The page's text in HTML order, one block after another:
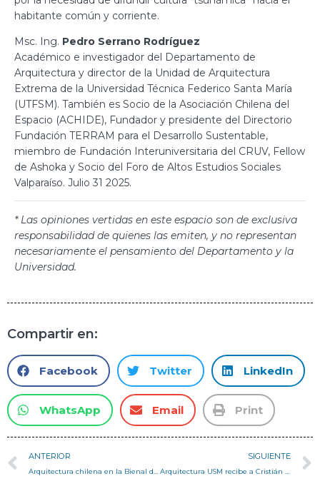
habitante común y corriente.
Msc. Ing. Pedro Serrano Rodríguez
Académico e investigador del Departamento de
Arquitectura y director de la Unidad de Arquitectura
Extrema de la Universidad Técnica Federico Santa María
(UTFSM). También es Socio de la Asociación Chilena del
Espacio (ACHIDE), Fundador y presidente del Directorio
Fundación TERRAM para el Desarrollo Sustentable,
miembro de Fundación Interuniversitaria del CRUV, Fellow
de Ashoka y Socio del Foro de Altos Estudios Sociales
Valparaíso. Julio 31 2025.
* Las opiniones vertidas en este espacio son de exclusiva
responsabilidad de quienes las emiten, y no representan
necesariamente el pensamiento del Departamento y la
Universidad.
Compartir en:
Facebook Twitter LinkedIn
WhatsApp Email Print
ANTERIOR
Arquitectura chilena en la Bienal de Venecia: diálogos sobre tecnología, territorio y futuro
SIGUIENTE
Arquitectura USM recibe a Cristián Castillo, Premio Nacional de Arquitectura 2024